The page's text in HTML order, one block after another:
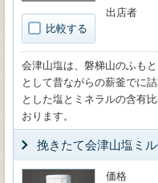
比較する
出店者
会津山塩は、磐梯山のふも
として昔ながらの薪釜でに
とした塩とミネラルの含有
おります。
挽きたて会津山塩ミ
価格